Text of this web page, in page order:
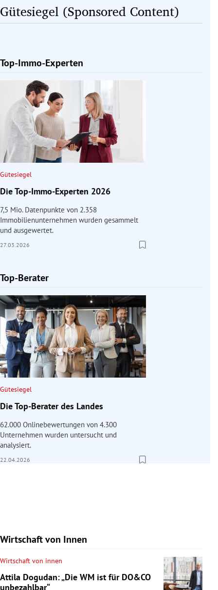
Gütesiegel (Sponsored Content)
Top-Immo-Experten
Slide 1 von 1
Gütesiegel
Die Top-Immo-Experten 2026
7,5 Mio. Datenpunkte von 2.358
Immobilienunternehmen wurden gesammelt
und ausgewertet.
27.03.2026
Top-Berater
Slide 1 von 1
Gütesiegel
Die Top-Berater des Landes
62.000 Onlinebewertungen von 4.300
Unternehmen wurden untersucht und
analysiert.
22.04.2026
Wirtschaft von Innen
Wirtschaft von innen
Attila Dogudan: „Die WM ist für DO&CO
unbezahlbar“